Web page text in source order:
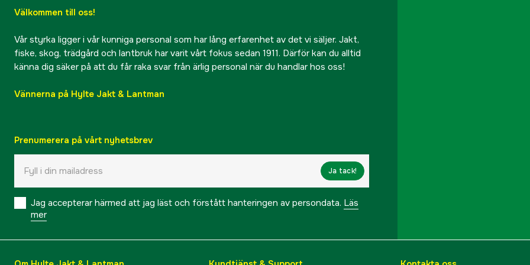
Välkommen till oss!
Vår styrka ligger i vår kunniga personal som har lång erfarenhet av det vi säljer. Jakt,
fiske, skog, trädgård och lantbruk har varit vårt fokus sedan 1911. Därför kan du alltid
känna dig säker på att du får raka svar från ärlig personal när du handlar hos oss!
Vännerna på Hylte Jakt & Lantman
Prenumerera på vårt nyhetsbrev
Ja tack!
Jag accepterar härmed att jag läst och förstått hanteringen av persondata. Läs
mer